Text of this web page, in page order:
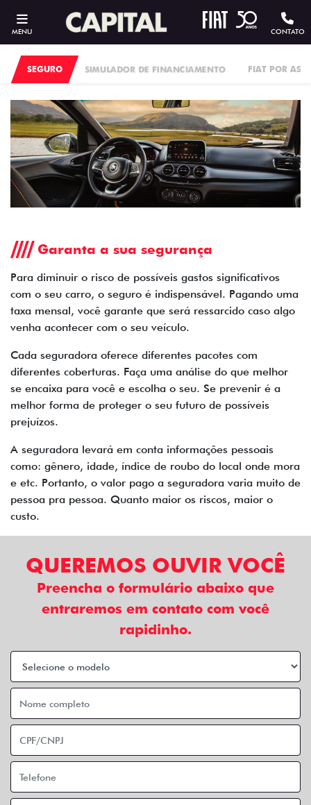
MENU CONTATO
SIMULADOR DE FINANCIAMENTO FIAT POR
SEGURO
Garanta a sua segurança
Para diminuir o risco de possíveis gastos significativos
com o seu carro, o seguro é indispensável. Pagando uma
taxa mensal, você garante que será ressarcido caso algo
venha acontecer com o seu veículo.
Cada seguradora oferece diferentes pacotes com
diferentes coberturas. Faça uma análise do que melhor
se encaixa para você e escolha o seu. Se prevenir é a
melhor forma de proteger o seu futuro de possíveis
prejuízos.
A seguradora levará em conta informações pessoais
como: gênero, idade, índice de roubo do local onde mora
e etc. Portanto, o valor pago a seguradora varia muito de
pessoa pra pessoa. Quanto maior os riscos, maior o
custo.
QUEREMOS OUVIR VOCÊ
Preencha o formulário abaixo que
entraremos em contato com você
rapidinho.